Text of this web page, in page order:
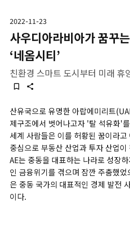
2022-11-23
사우디아라비아가 꿈꾸
‘네옴시티’
친환경 스마트 도시부터 미래 휴
산유국으로 유명한 아랍에미리트
제구조에서 벗어나고자 '탈 석유화'
세계 사람들은 이를 허황된 꿈이라
중심으로 부동산 산업과 투자 산업
AE는 중동을 대표하는 나라로 성장
인 금융위기를 겪으며 잠깐 주춤했
은 중동 국가의 대표적인 경제 발전
이다.